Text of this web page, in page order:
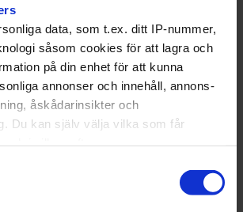
data, som t.ex. ditt IP-nummer,
såsom cookies för att lagra och
på din enhet för att kunna
annonser och innehåll, annons-
åskådarinsikter och
Du kan själv välja vilka som får
vi även vilja:
att de inte kommer ha råd att
intill skulle vara helt full inför nästa
nu ser vi att folk hoppar av, säger
på luckorna på ett uppsatt
gamla klubbhuset.